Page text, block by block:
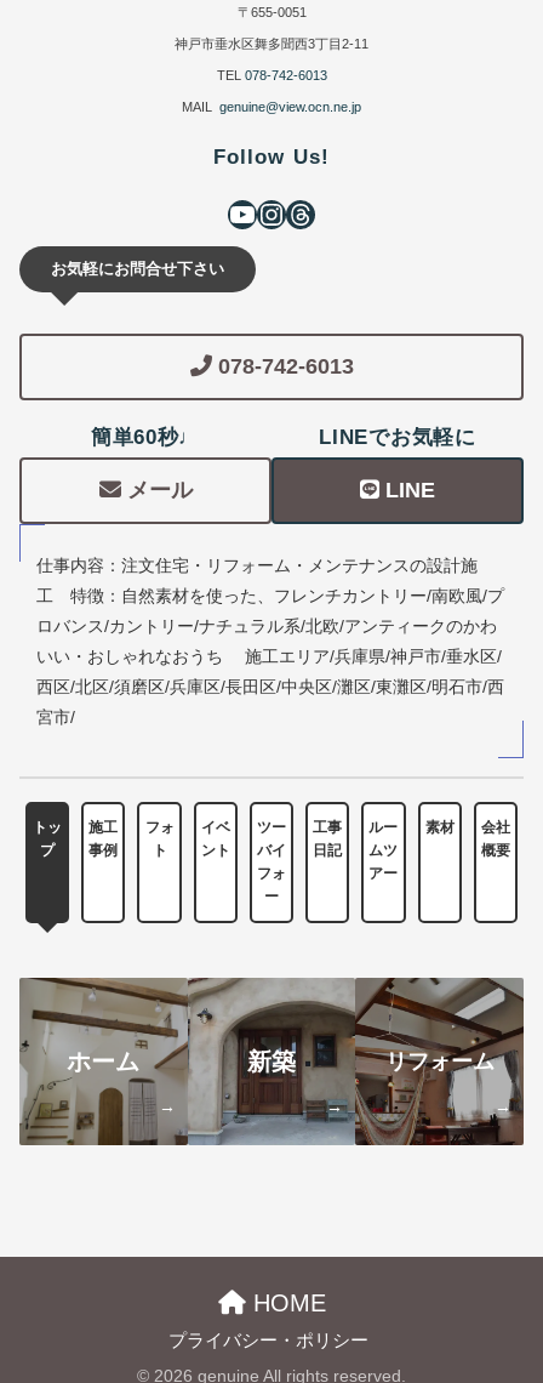
〒655-0051
神戸市垂水区舞多聞西3丁目2-11
TEL 078-742-6013
MAIL genuine@view.ocn.ne.jp
Follow Us!
お気軽にお問合せ下さい
078-742-6013
簡単60秒♩
メール
LINEでお気軽に
LINE
仕事内容：注文住宅・リフォーム・メンテナンスの設計施
工 特徴：自然素材を使った、フレンチカントリー/南欧風/プ
ロバンス/カントリー/ナチュラル系/北欧/アンティークのかわ
いい・おしゃれなおうち 施工エリア/兵庫県/神戸市/垂水区/
西区/北区/須磨区/兵庫区/長田区/中央区/灘区/東灘区/明石市/西
宮市/
トッ
プ
施工
事例
フォ
ト
イベ
ント
ツー
バイ
フォ
ー
工事
日記
ルー
ムツ
アー
素材
会社
概要
ホーム
→
新築
→
リフォーム
→
HOME
プライバシー・ポリシー
© 2026 genuine All rights reserved.